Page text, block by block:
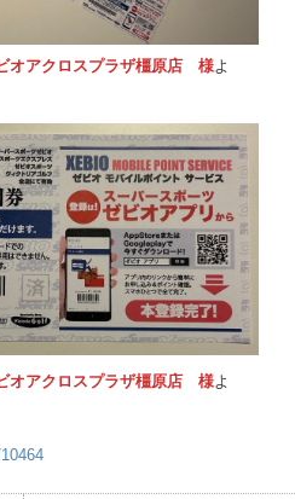
オアクロスプラザ橿原店 様よ
オアクロスプラザ橿原店 様よ